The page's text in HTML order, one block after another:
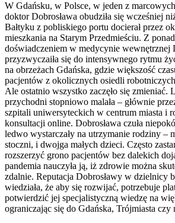
W Gdańsku, w Polsce, w jeden z
doktor Dobrosława obudziła się wcześniej
Bałtyku z pobliskiego portu docierał przez
mieszkania na Starym Przedmieściu. Z
doświadczeniem w medycynie wewnętrznej
przyzwyczaiła się do intensywnego rytmu
na obrzeżach Gdańska, gdzie większość
pacjentów z okolicznych osiedli
Ale ostatnio wszystko zaczęło się zmieniać.
przychodni stopniowo malała – głównie
szpitali uniwersyteckich w centrum miasta i
konsultacji online. Dobrosława czuła
ledwo wystarczały na utrzymanie rodziny –
stoczni, i dwojga małych dzieci. Często
rozszerzyć grono pacjentów bez dalekich
pandemia nauczyła ją, iż zdrowie można
zdalnie. Reputacja Dobrosławy w dzielnicy
wiedziała, że aby się rozwijać, potrzebuje
potwierdzić jej specjalistyczną wiedzę na
ograniczając się do Gdańska, Trójmiasta czy